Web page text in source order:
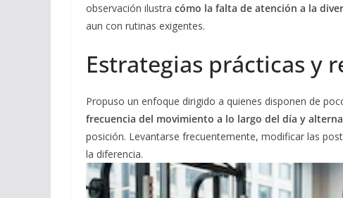
observación ilustra cómo la falta de atención a la
aun con rutinas exigentes.
Estrategias prácticas y
Propuso un enfoque dirigido a quienes disponen de
frecuencia del movimiento a lo largo del día y
posición. Levantarse frecuentemente, modificar las
la diferencia.